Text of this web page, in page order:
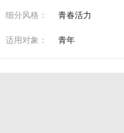
细分风格： 青春活力
适用对象： 青年